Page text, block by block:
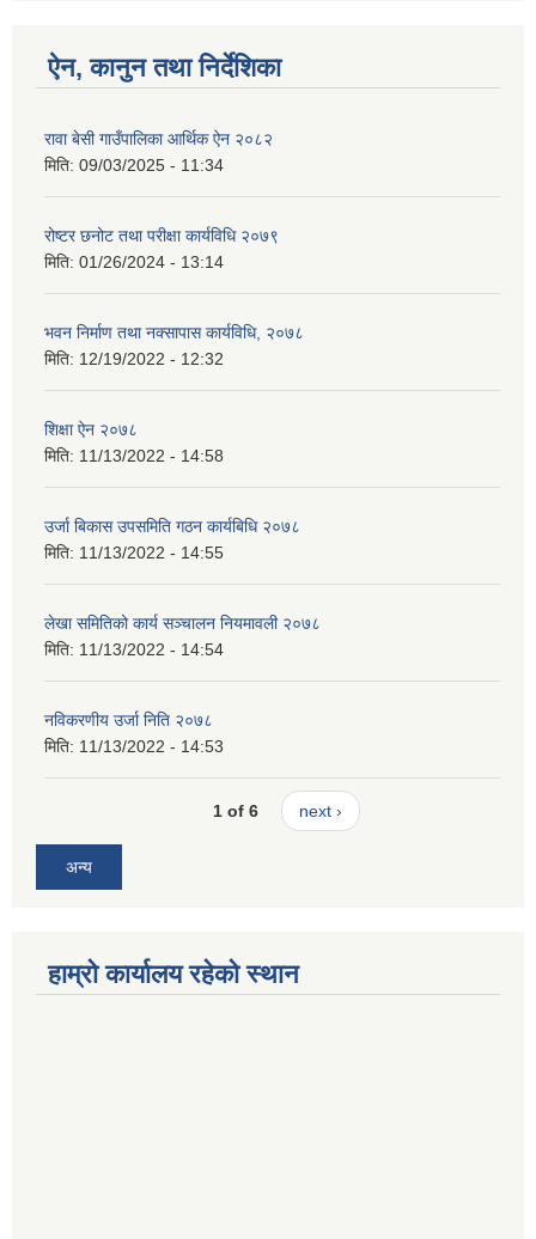
ऐन, कानुन तथा निर्देशिका
रावा बेसी गाउँपालिका आर्थिक ऐन २०८२
मिति: 09/03/2025 - 11:34
रोष्टर छनोट तथा परीक्षा कार्यविधि २०७९
मिति: 01/26/2024 - 13:14
भवन निर्माण तथा नक्सापास कार्यविधि, २०७८
मिति: 12/19/2022 - 12:32
शिक्षा ऐन २०७८
मिति: 11/13/2022 - 14:58
उर्जा बिकास उपसमिति गठन कार्यबिधि २०७८
मिति: 11/13/2022 - 14:55
लेखा समितिको कार्य सञ्चालन नियमावली २०७८
मिति: 11/13/2022 - 14:54
नविकरणीय उर्जा निति २०७८
मिति: 11/13/2022 - 14:53
1 of 6 next ›
अन्य
हाम्रो कार्यालय रहेको स्थान